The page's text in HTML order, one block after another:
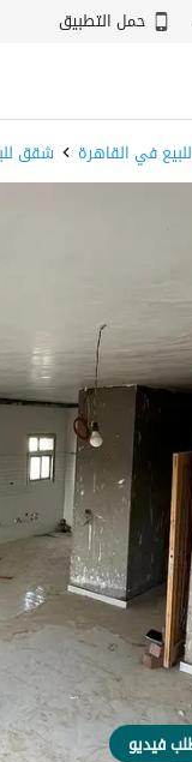
حمل التطبيق
في القاهرة شقق
فيديو